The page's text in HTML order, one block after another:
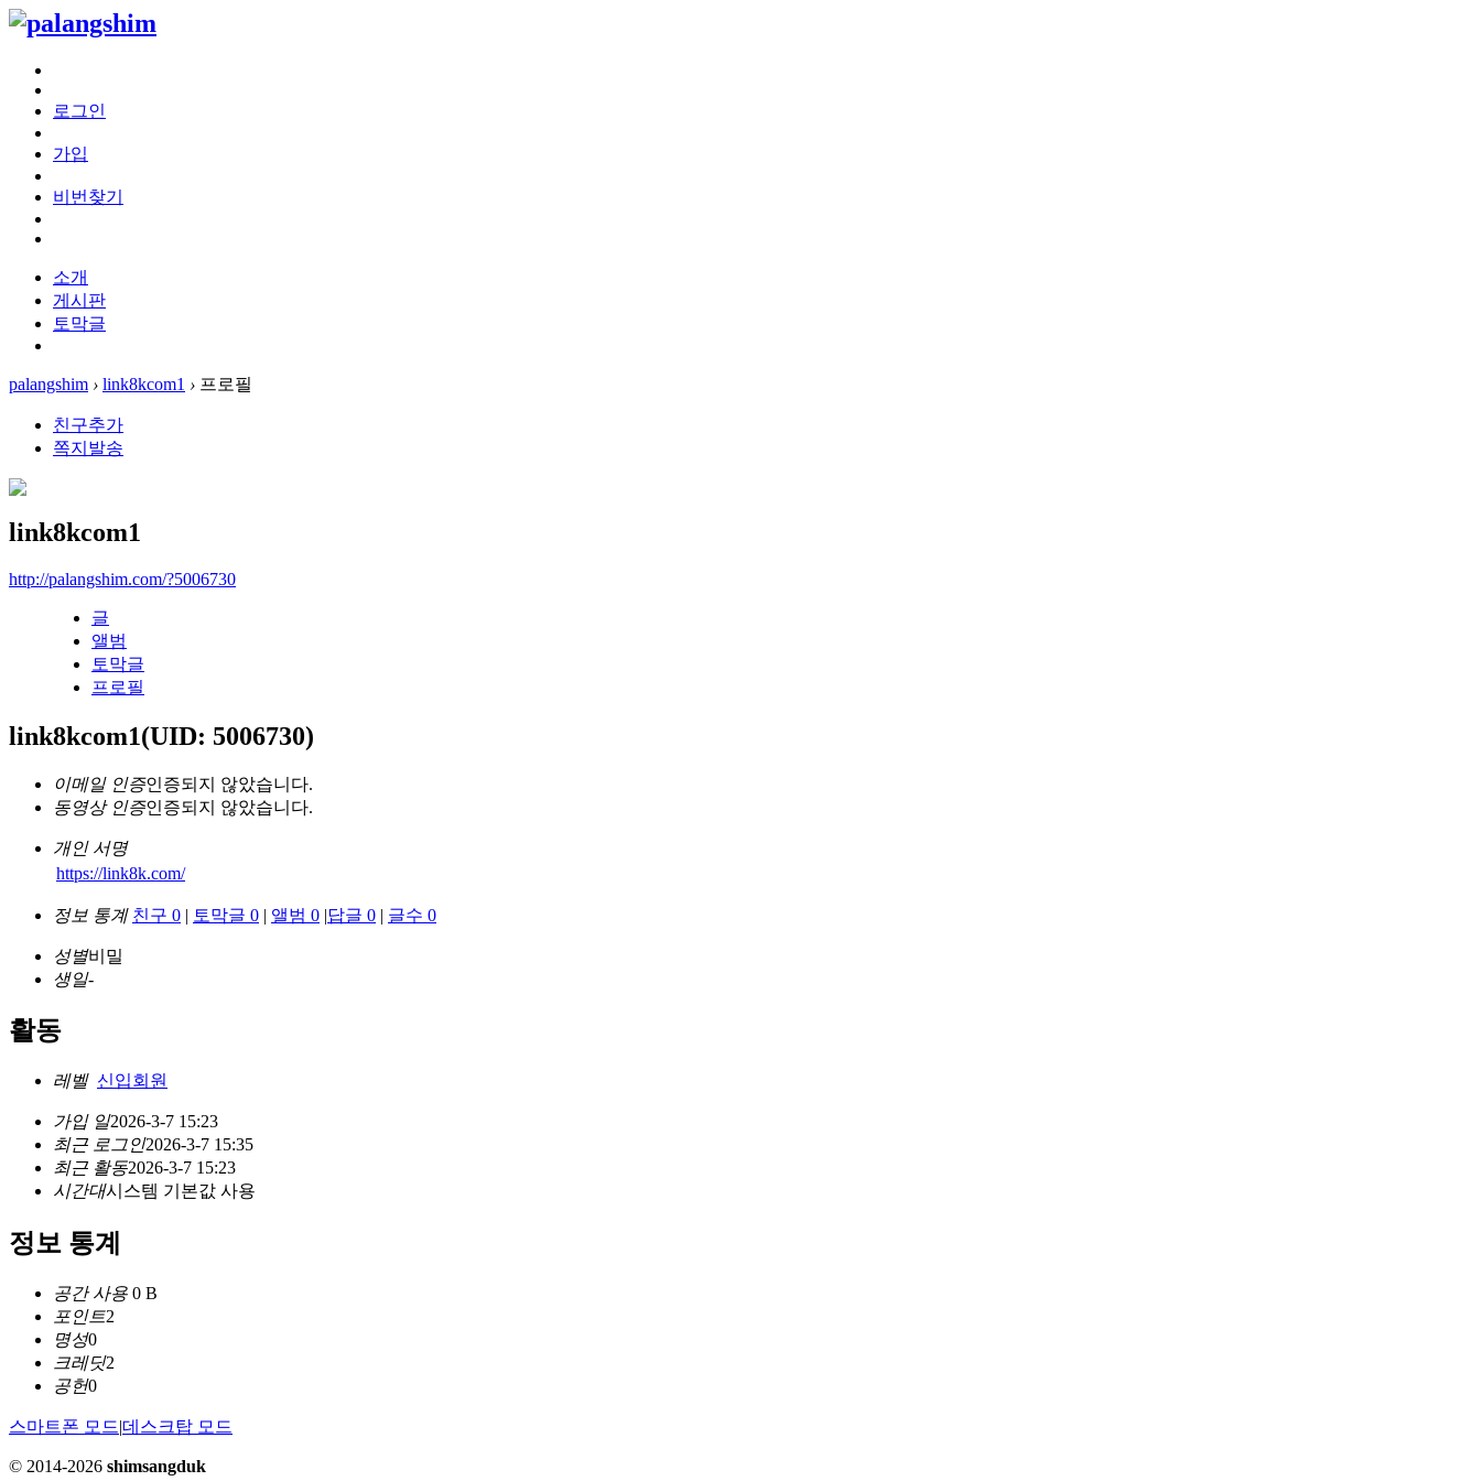
로그인
가입
비번찾기
소개
게시판
토막글
palangshim › link8kcom1 › 프로필
친구추가
쪽지발송
link8kcom1
http://palangshim.com/?5006730
글
앨범
토막글
프로필
link8kcom1(UID: 5006730)
이메일 인증인증되지 않았습니다.
동영상 인증인증되지 않았습니다.
개인 서명
https://link8k.com/
정보 통계 친구 0 | 토막글 0 | 앨범 0 |답글 0 | 글수 0
성별비밀
생일-
활동
레벨 신입회원
가입 일2026-3-7 15:23
최근 로그인2026-3-7 15:35
최근 활동2026-3-7 15:23
시간대시스템 기본값 사용
정보 통계
공간 사용 0 B
포인트2
명성0
크레딧2
공헌0
스마트폰 모드|데스크탑 모드
© 2014-2026 shimsangduk